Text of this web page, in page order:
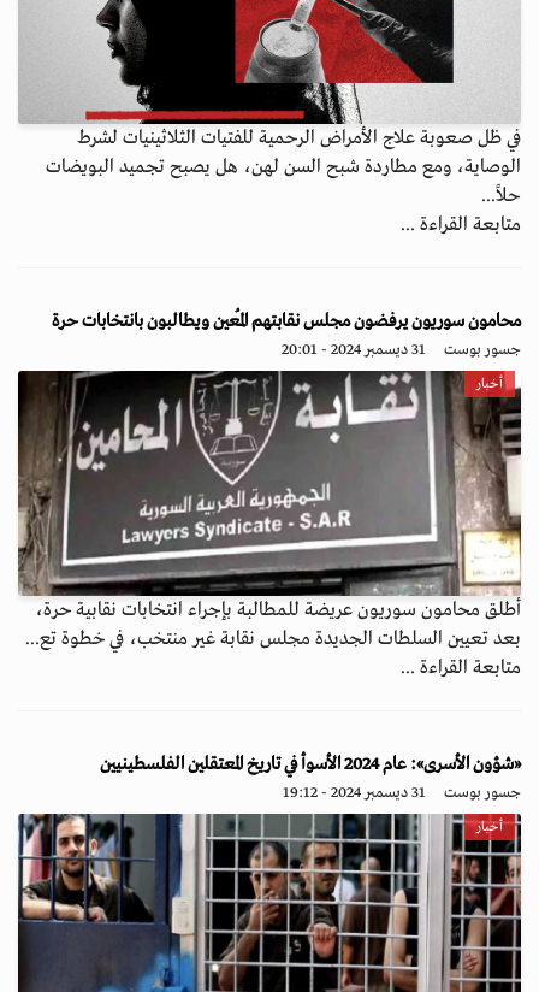
في ظل صعوبة علاج الأمراض الرحمية للفتيات الثلاثينيات لشرط
الوصاية، ومع مطاردة شبح السن لهن، هل يصبح تجميد البويضات
حلاً...
متابعة القراءة ...
محامون سوريون يرفضون مجلس نقابتهم المُعين ويطالبون بانتخابات حرة
جسور بوست 31 ديسمبر 2024 - 20:01
أخبار
أطلق محامون سوريون عريضة للمطالبة بإجراء انتخابات نقابية حرة،
بعد تعيين السلطات الجديدة مجلس نقابة غير منتخب، في خطوة تع...
متابعة القراءة ...
«شؤون الأسرى»: عام 2024 الأسوأ في تاريخ المعتقلين الفلسطينيين
جسور بوست 31 ديسمبر 2024 - 19:12
أخبار